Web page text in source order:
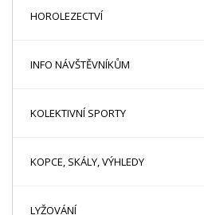
HOROLEZECTVÍ
INFO NÁVŠTĚVNÍKŮM
KOLEKTIVNÍ SPORTY
KOPCE, SKÁLY, VÝHLEDY
LYŽOVÁNÍ